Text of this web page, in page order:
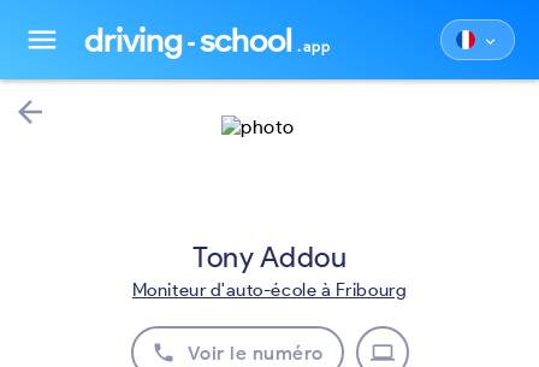
menu driving school .app keyboard_arrow_down
arrow_back
Tony Addou
Moniteur d'auto-école à Fribourg
phone Voir le numéro laptop